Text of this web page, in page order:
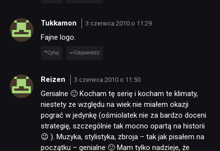
Tukkamon 3 czerwca 2010 o 11:29
Fajne logo.
Cytuj Odpowiedz
Reizen 3 czerwca 2010 o 11:50
Genialne 🙂 Kocham tę serię i kocham te klimaty,
niestety ze względu na wiek nie miałem okazji
pograć w jedynkę (ośmiolatek nie za bardzo doceni
strategię, szczególnie tak mocno opartą na historii
😉 ). Muzyka, stylistyka, zbroja – tak jak pisałem na
początku – genialne 🙂 Mam tylko nadzieje, że